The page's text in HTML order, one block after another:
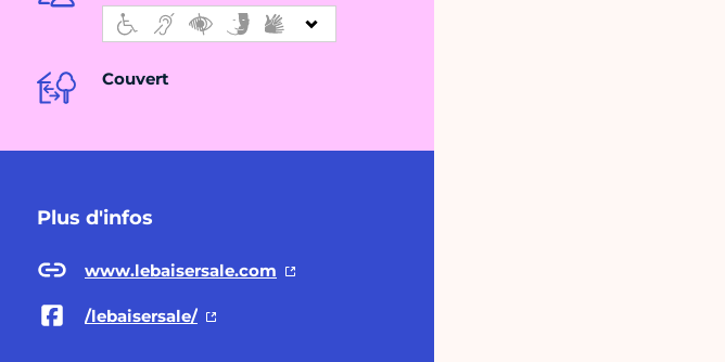
Couvert
Plus d'infos
www.lebaisersale.com
/lebaisersale/